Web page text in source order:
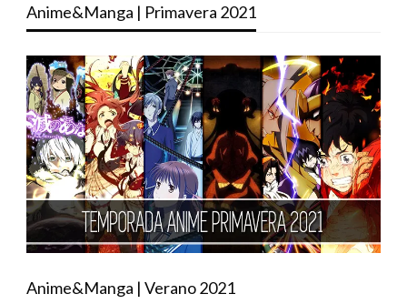
Anime&Manga | Primavera 2021
Anime&Manga | Verano 2021